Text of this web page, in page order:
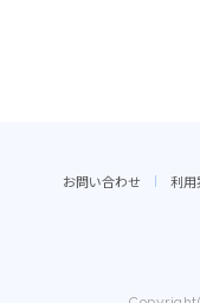
お問い合わせ 利用